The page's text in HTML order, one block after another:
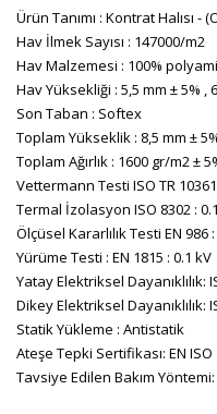
Ürün Tanımı : Kontrat Halısı -
Hav İlmek Sayısı : 147000/m2
Hav Malzemesi : 100%
Hav Yüksekliği : 5,5 mm ± 5% ,
Son Taban : Softex
Toplam Yükseklik : 8,5 mm ±
Toplam Ağırlık : 1600 gr/m2 ±
Vettermann Testi ISO TR
Termal İzolasyon ISO 8302 :
Ölçüsel Kararlılık Testi EN 986
Yürüme Testi : EN 1815 : 0.1 kV
Yatay Elektriksel Dayanıklılık:
Dikey Elektriksel Dayanıklılık:
Statik Yükleme : Antistatik
Ateşe Tepki Sertifikası: EN ISO
Tavsiye Edilen Bakım